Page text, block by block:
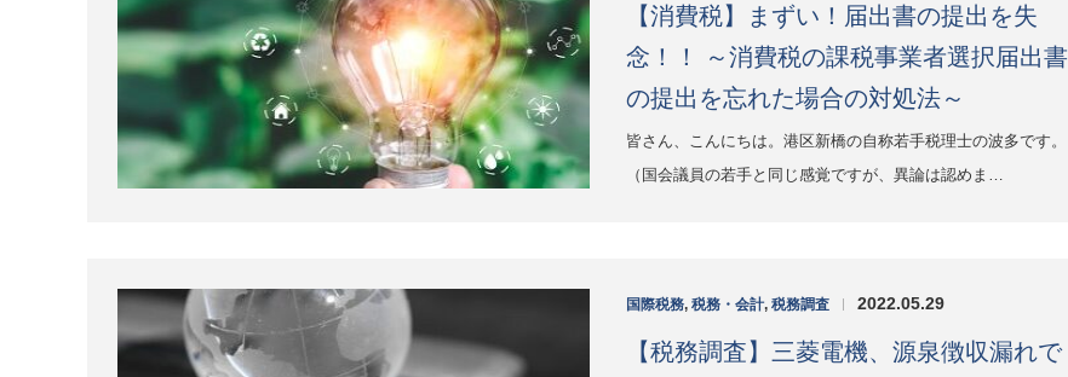
【消費税】まずい！届出書の提出を失
念！！ ～消費税の課税事業者選択届出書
の提出を忘れた場合の対処法～
皆さん、こんにちは。港区新橋の自称若手税理士の波多です。
（国会議員の若手と同じ感覚ですが、異論は認めま…
国際税務, 税務・会計, 税務調査 | 2022.05.29
【税務調査】三菱電機、源泉徴収漏れで